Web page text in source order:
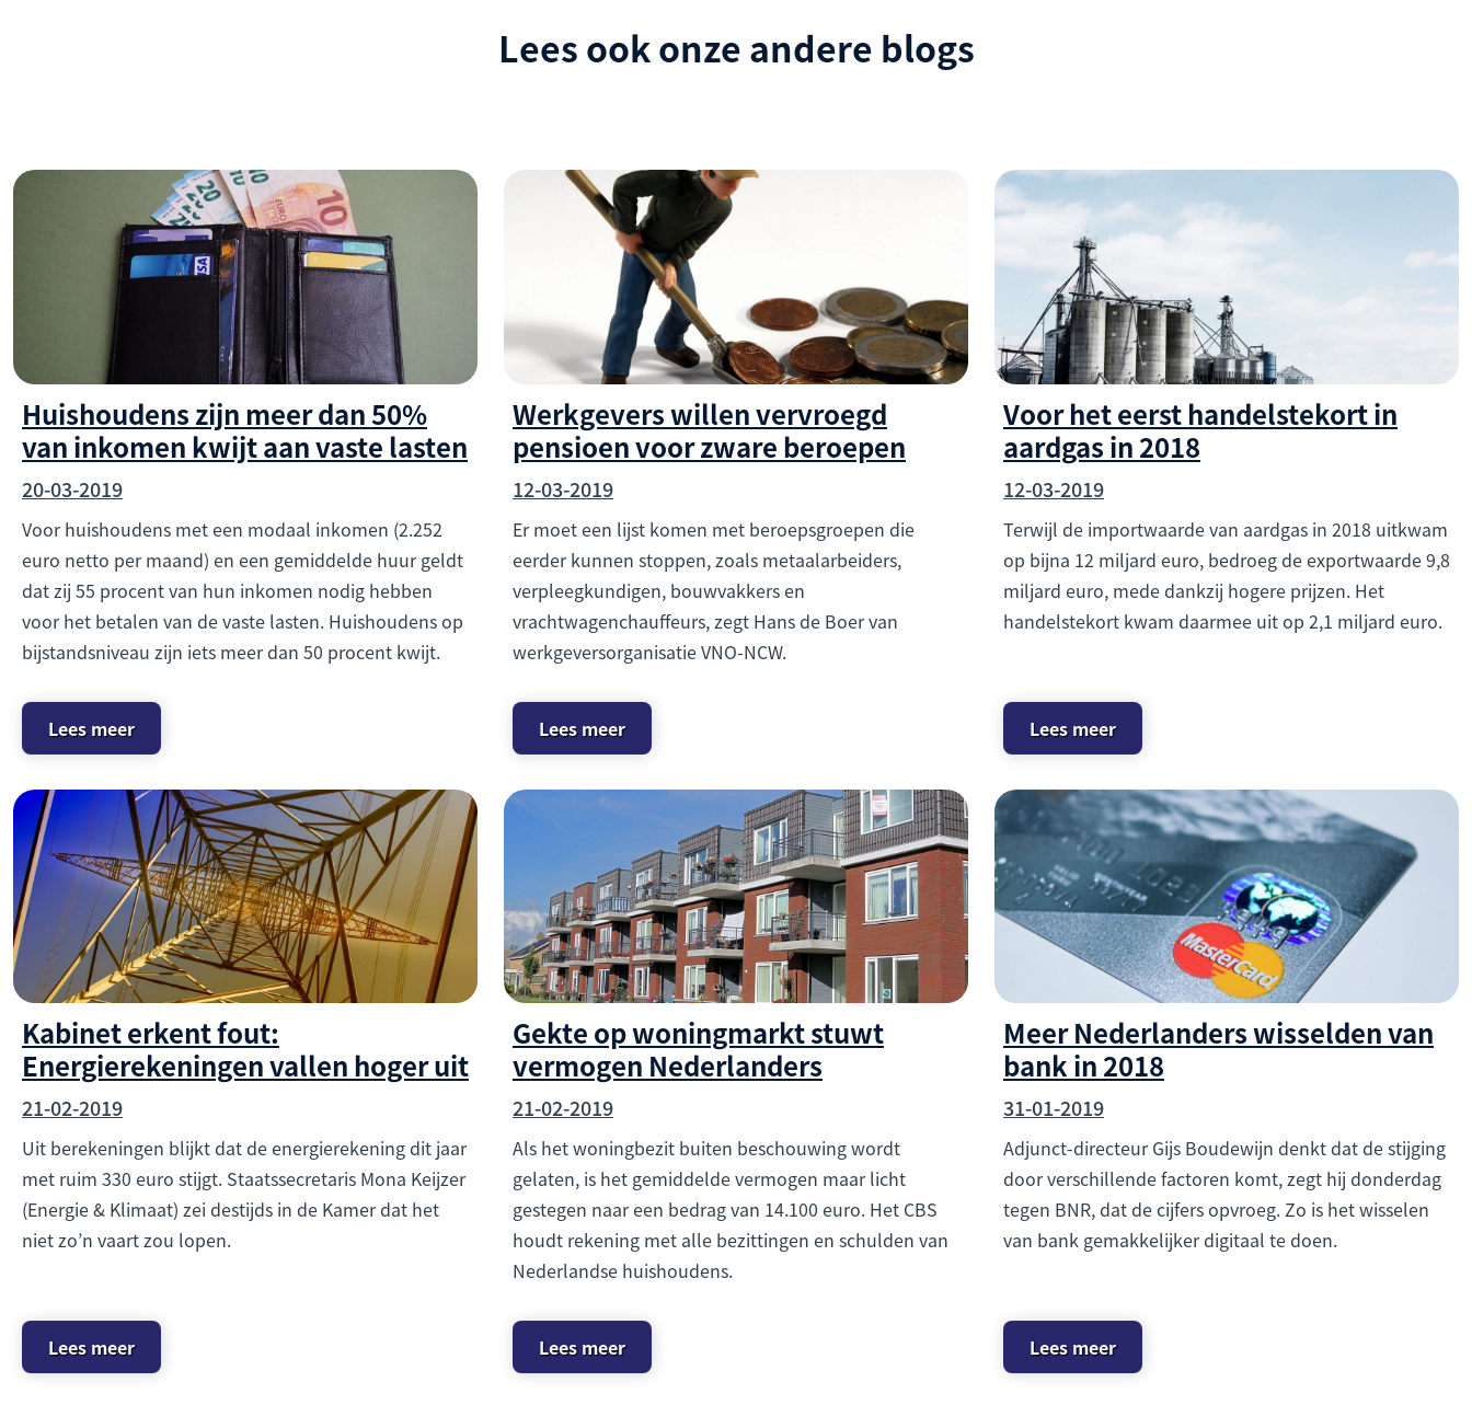
Lees ook onze andere blogs
Huishoudens zijn meer dan 50%
van inkomen kwijt aan vaste lasten
20-03-2019
Voor huishoudens met een modaal inkomen (2.252
euro netto per maand) en een gemiddelde huur geldt
dat zij 55 procent van hun inkomen nodig hebben
voor het betalen van de vaste lasten. Huishoudens op
bijstandsniveau zijn iets meer dan 50 procent kwijt.
Lees meer
Werkgevers willen vervroegd
pensioen voor zware beroepen
12-03-2019
Er moet een lijst komen met beroepsgroepen die
eerder kunnen stoppen, zoals metaalarbeiders,
verpleegkundigen, bouwvakkers en
vrachtwagenchauffeurs, zegt Hans de Boer van
werkgeversorganisatie VNO-NCW.
Lees meer
Voor het eerst handelstekort in
aardgas in 2018
12-03-2019
Terwijl de importwaarde van aardgas in 2018 uitkwam
op bijna 12 miljard euro, bedroeg de exportwaarde 9,8
miljard euro, mede dankzij hogere prijzen. Het
handelstekort kwam daarmee uit op 2,1 miljard euro.
Lees meer
Kabinet erkent fout:
Energierekeningen vallen hoger uit
21-02-2019
Uit berekeningen blijkt dat de energierekening dit jaar
met ruim 330 euro stijgt. Staatssecretaris Mona Keijzer
(Energie & Klimaat) zei destijds in de Kamer dat het
niet zo’n vaart zou lopen.
Lees meer
Gekte op woningmarkt stuwt
vermogen Nederlanders
21-02-2019
Als het woningbezit buiten beschouwing wordt
gelaten, is het gemiddelde vermogen maar licht
gestegen naar een bedrag van 14.100 euro. Het CBS
houdt rekening met alle bezittingen en schulden van
Nederlandse huishoudens.
Lees meer
Meer Nederlanders wisselden van
bank in 2018
31-01-2019
Adjunct-directeur Gijs Boudewijn denkt dat de stijging
door verschillende factoren komt, zegt hij donderdag
tegen BNR, dat de cijfers opvroeg. Zo is het wisselen
van bank gemakkelijker digitaal te doen.
Lees meer